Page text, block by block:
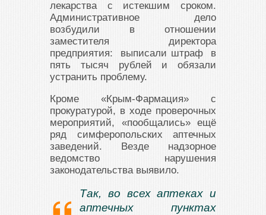
лекарства с истекшим сроком.
Административное дело
возбудили в отношении
заместителя директора
предприятия: выписали штраф в
пять тысяч рублей и обязали
устранить проблему.
Кроме «Крым-Фармация» с
прокуратурой, в ходе проверочных
мероприятий, «пообщались» ещё
ряд симферопольских аптечных
заведений. Везде надзорное
ведомство нарушения
законодательства выявило.
Так, во всех аптеках и
аптечных пунктах